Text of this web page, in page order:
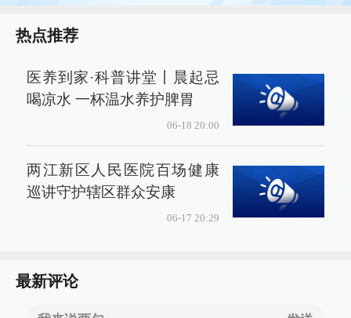
热点推荐
医养到家·科普讲堂丨晨起忌
喝凉水 一杯温水养护脾胃
06-18 20:00
两江新区人民医院百场健康
巡讲守护辖区群众安康
06-17 20:29
最新评论